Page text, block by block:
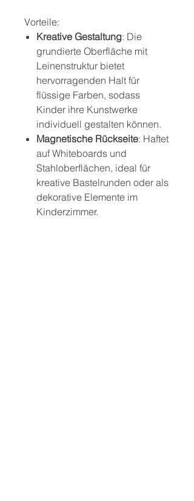
Vorteile:
Kreative Gestaltung: Die
grundierte Oberfläche mit
Leinenstruktur bietet
hervorragenden Halt für
flüssige Farben, sodass
Kinder ihre Kunstwerke
individuell gestalten können.
Magnetische Rückseite: Haftet
auf Whiteboards und
Stahloberflächen, ideal für
kreative Bastelrunden oder als
dekorative Elemente im
Kinderzimmer.